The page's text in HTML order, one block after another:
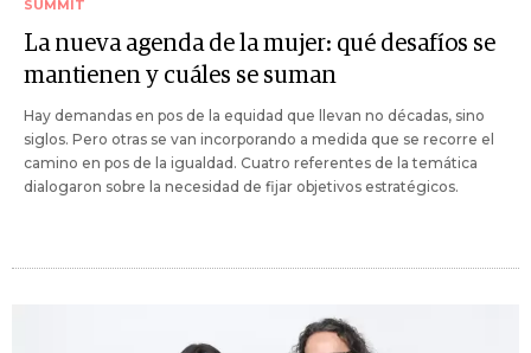
SUMMIT
La nueva agenda de la mujer: qué desafíos se
mantienen y cuáles se suman
Hay demandas en pos de la equidad que llevan no décadas, sino
siglos. Pero otras se van incorporando a medida que se recorre el
camino en pos de la igualdad. Cuatro referentes de la temática
dialogaron sobre la necesidad de fijar objetivos estratégicos.